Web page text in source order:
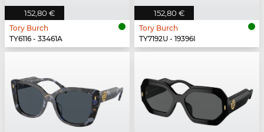
152,80 €
Tory Burch
TY6116 - 33461A
152,80 €
Tory Burch
TY7192U - 19396I